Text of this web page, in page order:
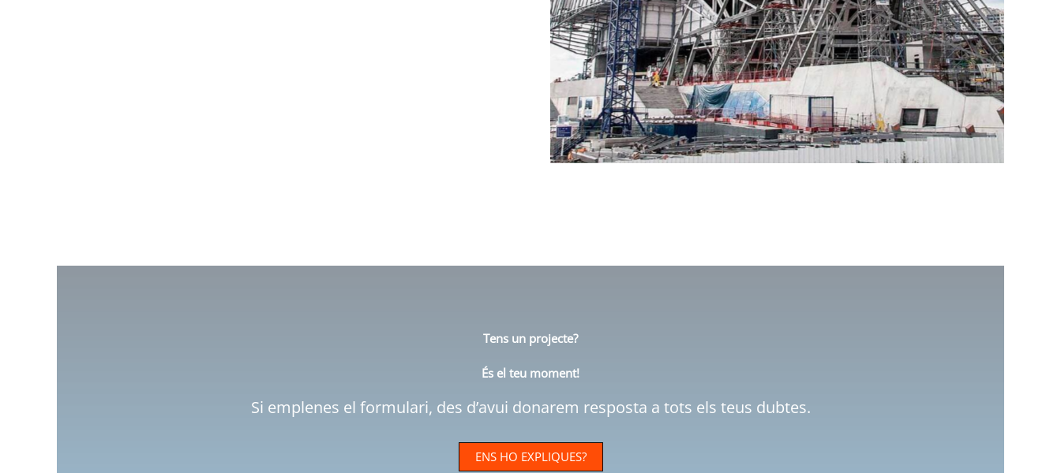
Tens un projecte?
És el teu moment!
Si emplenes el formulari, des d’avui donarem resposta a tots els teus dubtes.
ENS HO EXPLIQUES?